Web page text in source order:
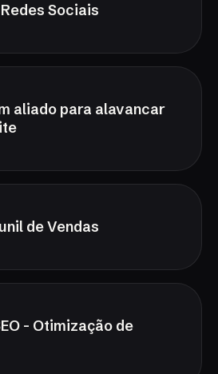
Sociais
aliado para alavancar
de Vendas
- Otimização de